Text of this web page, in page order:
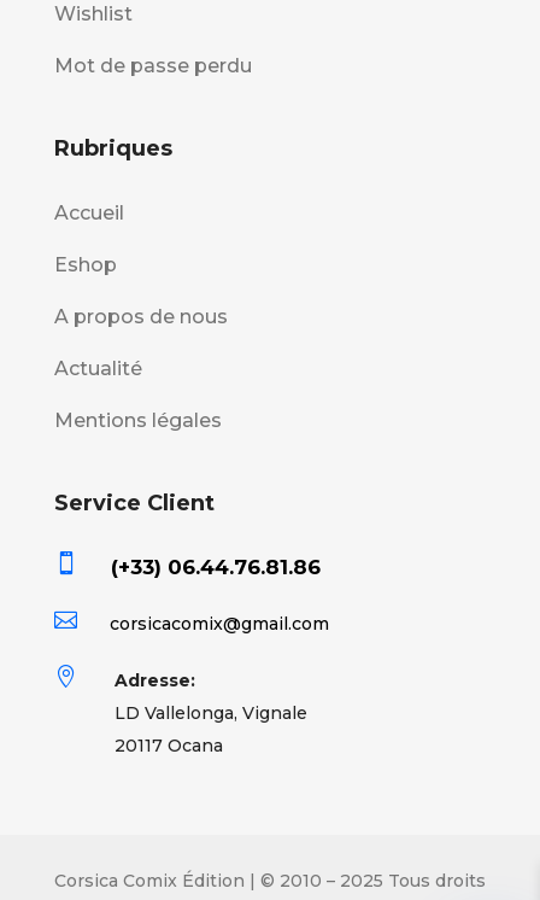
Wishlist
Mot de passe perdu
Rubriques
Accueil
Eshop
A propos de nous
Actualité
Mentions légales
Service Client
 (+33) 06.44.76.81.86
 corsicacomix@gmail.com

Adresse:
LD Vallelonga, Vignale
20117 Ocana
Corsica Comix Édition | © 2010 – 2025 Tous droits